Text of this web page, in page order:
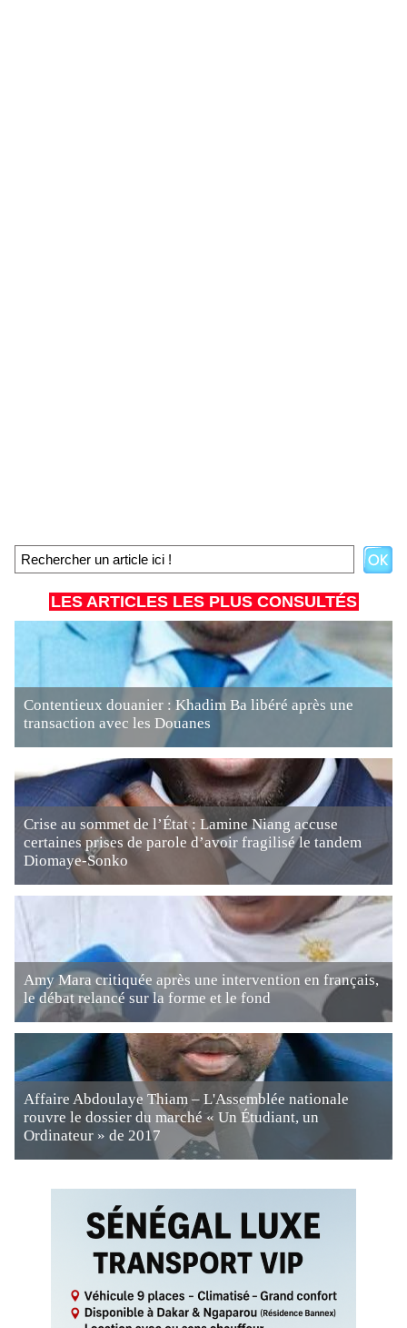
LES ARTICLES LES PLUS CONSULTÉS
Contentieux douanier : Khadim Ba libéré après une
transaction avec les Douanes
Crise au sommet de l’État : Lamine Niang accuse
certaines prises de parole d’avoir fragilisé le tandem
Diomaye-Sonko
Amy Mara critiquée après une intervention en français,
le débat relancé sur la forme et le fond
Affaire Abdoulaye Thiam – L'Assemblée nationale
rouvre le dossier du marché « Un Étudiant, un
Ordinateur » de 2017